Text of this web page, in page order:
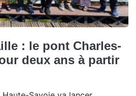
: le pont Charles-
deux ans à partir